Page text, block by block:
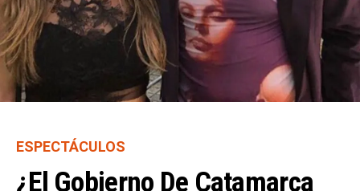
ESPECTÁCULOS
¿El Gobierno De Catamarca